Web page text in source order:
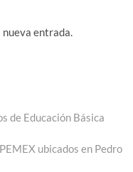
nueva entrada.
de Educación Básica
ubicados en Pedro